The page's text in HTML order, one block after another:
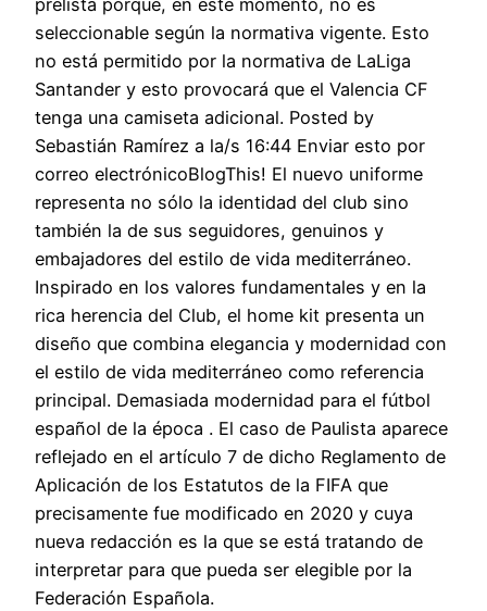
prelista porque, en este momento, no es
seleccionable según la normativa vigente. Esto
no está permitido por la normativa de LaLiga
Santander y esto provocará que el Valencia CF
tenga una camiseta adicional. Posted by
Sebastián Ramírez a la/s 16:44 Enviar esto por
correo electrónicoBlogThis! El nuevo uniforme
representa no sólo la identidad del club sino
también la de sus seguidores, genuinos y
embajadores del estilo de vida mediterráneo.
Inspirado en los valores fundamentales y en la
rica herencia del Club, el home kit presenta un
diseño que combina elegancia y modernidad con
el estilo de vida mediterráneo como referencia
principal. Demasiada modernidad para el fútbol
español de la época . El caso de Paulista aparece
reflejado en el artículo 7 de dicho Reglamento de
Aplicación de los Estatutos de la FIFA que
precisamente fue modificado en 2020 y cuya
nueva redacción es la que se está tratando de
interpretar para que pueda ser elegible por la
Federación Española.